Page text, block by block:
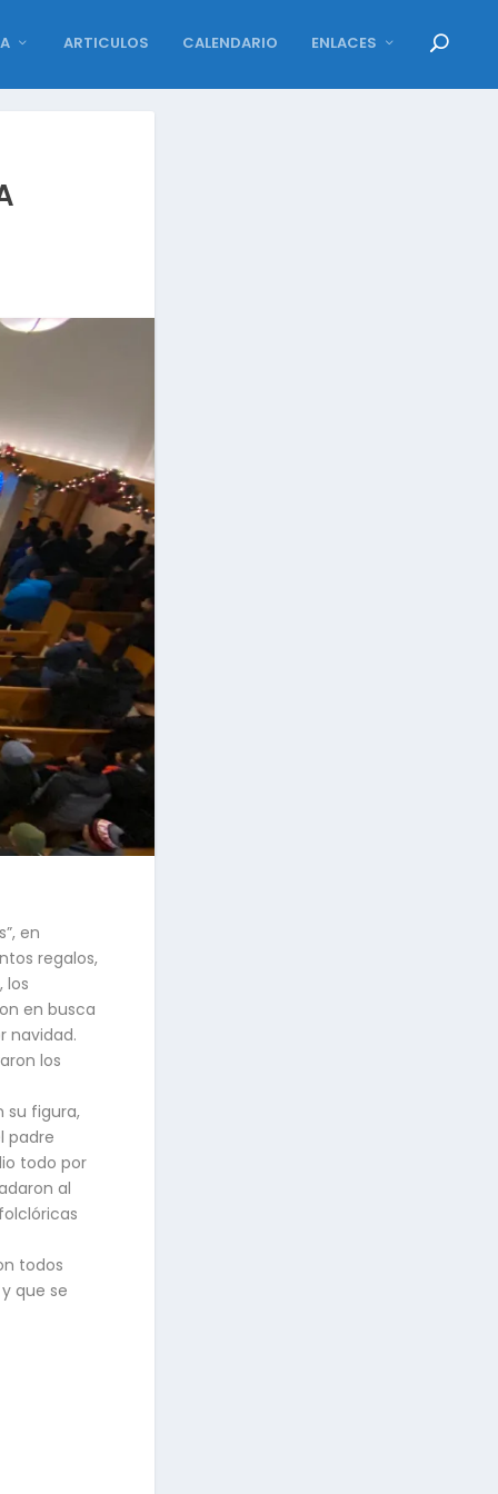
ARTICULOS CALENDARIO ENLACES
en
regalos,
los
en busca
navidad.
los
su figura,
padre
todo por
al
todos
que se